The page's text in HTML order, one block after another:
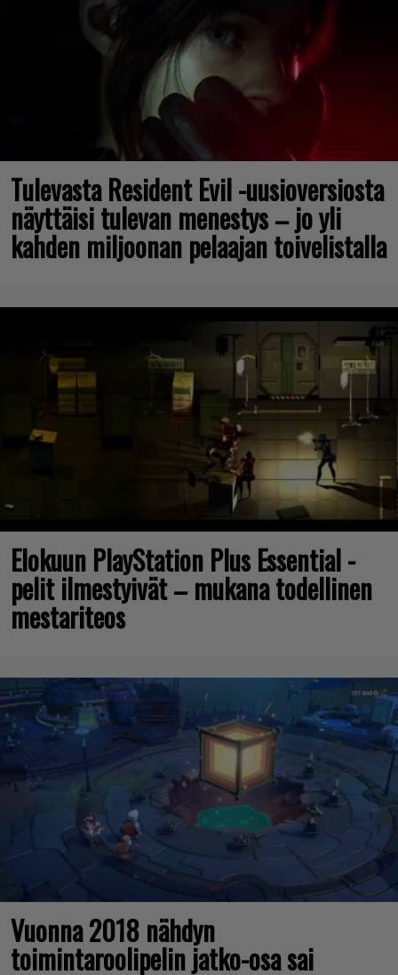
Tulevasta Resident Evil -uusioversiosta
näyttäisi tulevan menestys – jo yli
kahden miljoonan pelaajan toivelistalla
Elokuun PlayStation Plus Essential -
pelit ilmestyivät – mukana todellinen
mestariteos
Vuonna 2018 nähdyn
toimintaroolipelin jatko-osa sai